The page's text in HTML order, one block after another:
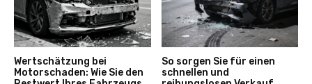
Wertschätzung bei
Motorschaden: Wie Sie den
So sorgen Sie für einen
schnellen und